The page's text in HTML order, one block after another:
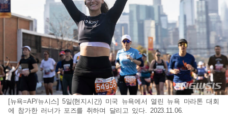
[뉴욕=AP/뉴시스] 5일(현지시간) 미국 뉴욕에서 열린 뉴욕 마라톤 대회
에 참가한 러너가 포즈를 취하며 달리고 있다. 2023.11.06.